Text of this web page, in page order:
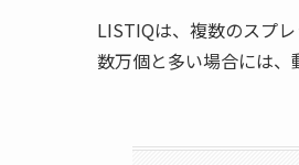
LISTIQは、複数のスプ
数万個と多い場合には、